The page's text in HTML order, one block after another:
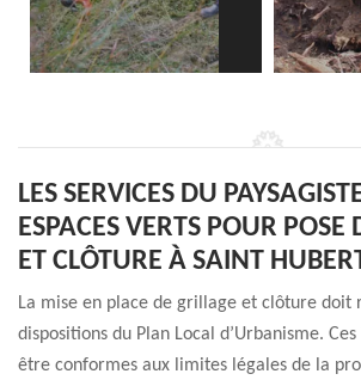
LES SERVICES DU
ESPACES VERTS POUR POSE
ET CLÔTURE À SAINT
La mise en place de grillage et clôture doit
dispositions du Plan Local d’Urbanisme.
être conformes aux limites légales de la